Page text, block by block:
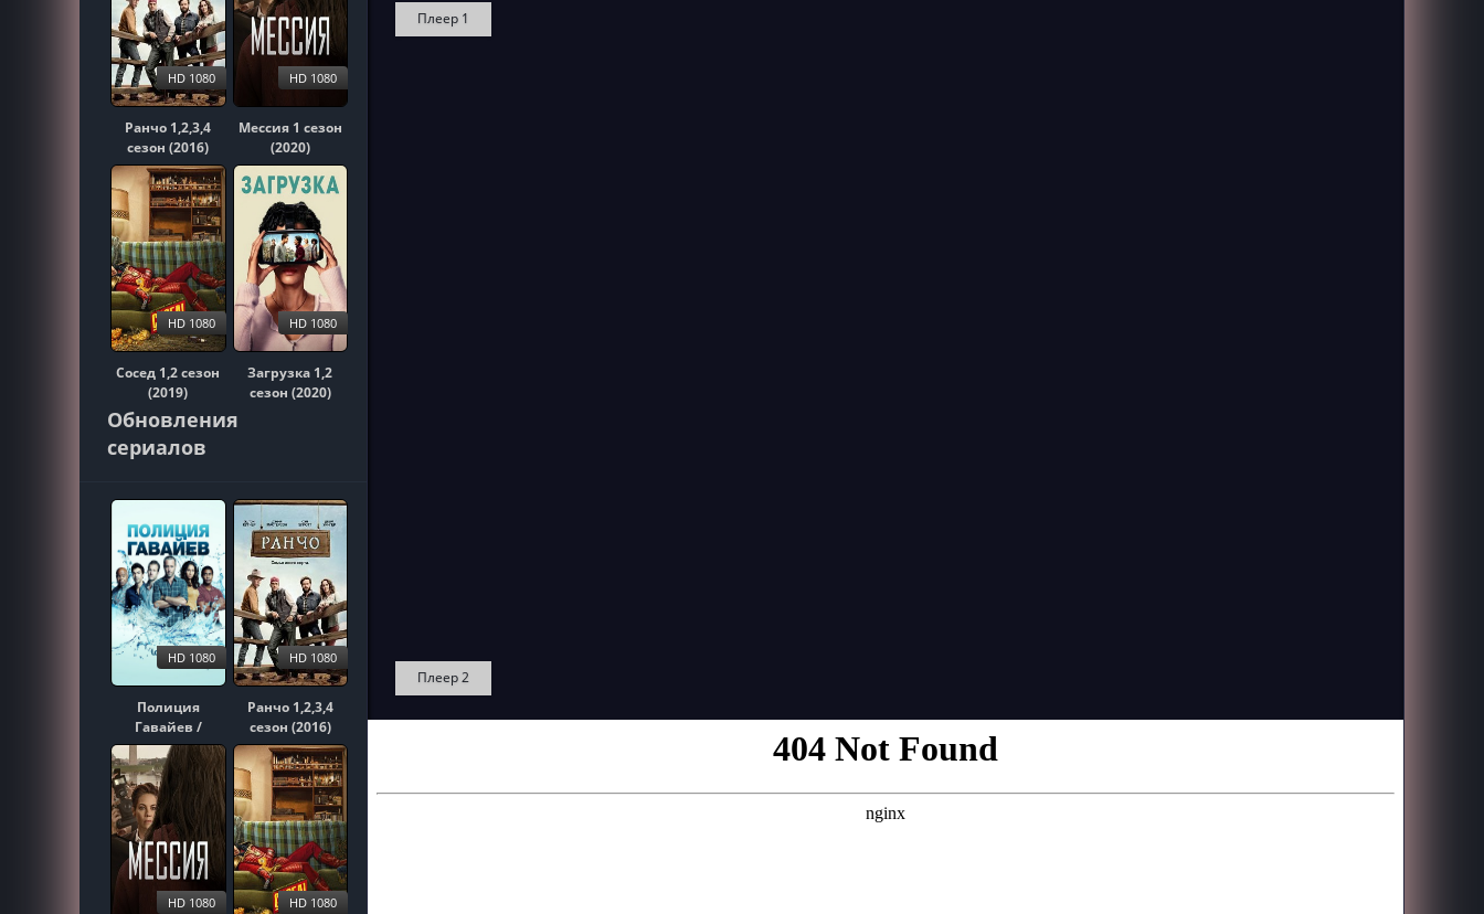
Ранчо 1,2,3,4
сезон (2016)
HD 1080
Мессия 1 сезон
(2020)
HD 1080
Сосед 1,2 сезон
(2019)
HD 1080
Загрузка 1,2
сезон (2020)
HD 1080
Обновления
сериалов
Полиция
Гавайев /
Гавайи 5-0
1,2,3,4,5,6,7,8,9,10
сезон (2010)
HD 1080
Ранчо 1,2,3,4
сезон (2016)
HD 1080
HD 1080 HD 1080
Плеер 1
Плеер 2